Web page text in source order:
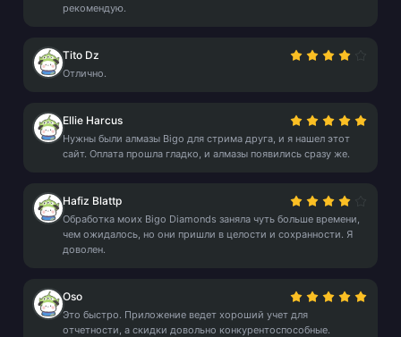
рекомендую.
Tito Dz
Отлично.
Ellie Harcus
Нужны были алмазы Bigo для стрима друга, и я нашел этот
сайт. Оплата прошла гладко, и алмазы появились сразу же.
Hafiz Blattp
Обработка моих Bigo Diamonds заняла чуть больше времени,
чем ожидалось, но они пришли в целости и сохранности. Я
доволен.
Oso
Это быстро. Приложение ведет хороший учет для
отчетности, а скидки довольно конкурентоспособные.